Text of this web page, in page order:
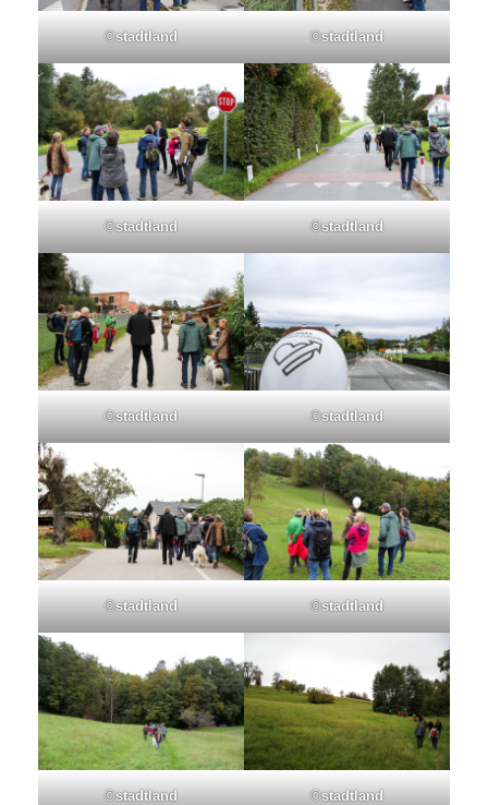
©stadtland ©stadtland
©stadtland ©stadtland
©stadtland ©stadtland
©stadtland ©stadtland
©stadtland ©stadtland